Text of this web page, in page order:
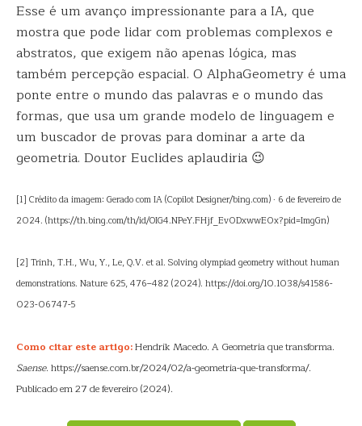
Esse é um avanço impressionante para a IA, que
mostra que pode lidar com problemas complexos e
abstratos, que exigem não apenas lógica, mas
também percepção espacial. O AlphaGeometry é uma
ponte entre o mundo das palavras e o mundo das
formas, que usa um grande modelo de linguagem e
um buscador de provas para dominar a arte da
geometria. Doutor Euclides aplaudiria 😉
[1] Crédito da imagem: Gerado com IA (Copilot Designer/bing.com) ∙ 6 de fevereiro de
2024. (https://th.bing.com/th/id/OIG4.NPeY.FHjf_Ev0DxwwE0x?pid=ImgGn)
[2] Trinh, T.H., Wu, Y., Le, Q.V. et al. Solving olympiad geometry without human
demonstrations. Nature 625, 476–482 (2024). https://doi.org/10.1038/s41586-
023-06747-5
Como citar este artigo:Hendrik Macedo. A Geometria que transforma.
Saense. https://saense.com.br/2024/02/a-geometria-que-transforma/.
Publicado em 27 de fevereiro (2024).